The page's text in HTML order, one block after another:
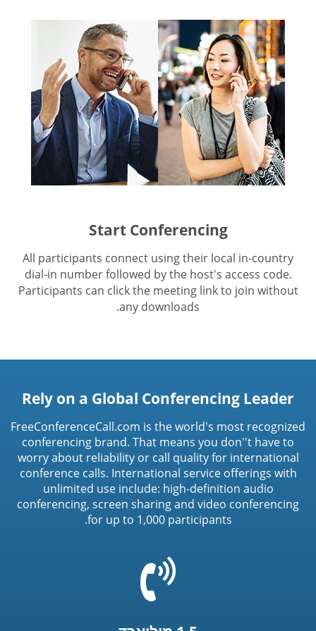
Start Conferencing
All participants connect using their local in-country
dial-in number followed by the host's access code.
Participants can click the meeting link to join without
any downloads.
Rely on a Global Conferencing Leader
FreeConferenceCall.com is the world's most recognized
conferencing brand. That means you don''t have to
worry about reliability or call quality for international
conference calls. International service offerings with
unlimited use include: high-definition audio
conferencing, screen sharing and video conferencing
for up to 1,000 participants.